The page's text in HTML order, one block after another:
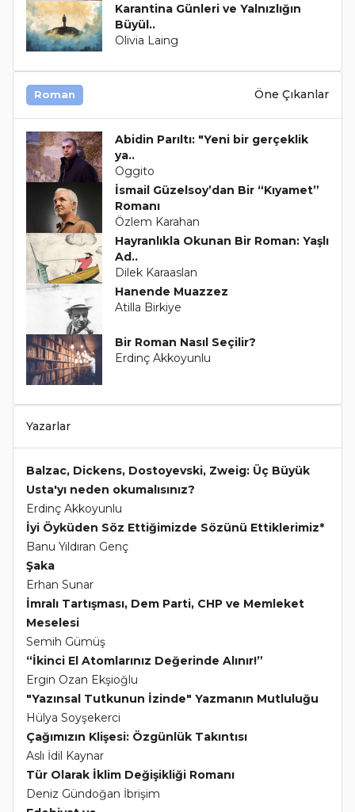
Karantina Günleri ve Yalnızlığın
Büyül..
Olivia Laing
Roman Öne Çıkanlar
Abidin Parıltı: "Yeni bir gerçeklik
ya..
Oggito
İsmail Güzelsoy’dan Bir “Kıyamet”
Romanı
Özlem Karahan
Hayranlıkla Okunan Bir Roman: Yaşlı
Ad..
Dilek Karaaslan
Hanende Muazzez
Atilla Birkiye
Bir Roman Nasıl Seçilir?
Erdinç Akkoyunlu
Yazarlar
Balzac, Dickens, Dostoyevski, Zweig: Üç Büyük
Usta'yı neden okumalısınız?
Erdinç Akkoyunlu
İyi Öyküden Söz Ettiğimizde Sözünü Ettiklerimiz*
Banu Yıldıran Genç
Şaka
Erhan Sunar
İmralı Tartışması, Dem Parti, CHP ve Memleket
Meselesi
Semih Gümüş
“İkinci El Atomlarınız Değerinde Alınır!”
Ergin Ozan Ekşioğlu
"Yazınsal Tutkunun İzinde" Yazmanın Mutluluğu
Hülya Soyşekerci
Çağımızın Klişesi: Özgünlük Takıntısı
Aslı İdil Kaynar
Tür Olarak İklim Değişikliği Romanı
Deniz Gündoğan İbrişim